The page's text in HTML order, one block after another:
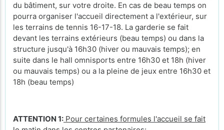
du bâtiment, sur votre droite. En cas de beau temps on
pourra organiser l'accueil directement a l'extérieur, sur
les terrains de tennis 16-17-18. La garderie se fait
devant les terrains extérieurs (beau temps) ou dans la
structure jusqu'à 16h30 (hiver ou mauvais temps); en
suite dans le hall omnisports entre 16h30 et 18h (hiver
ou mauvais temps) ou a la pleine de jeux entre 16h30 et
18h (beau temps)
ATTENTION 1: Pour certaines formules l'accueil se fait